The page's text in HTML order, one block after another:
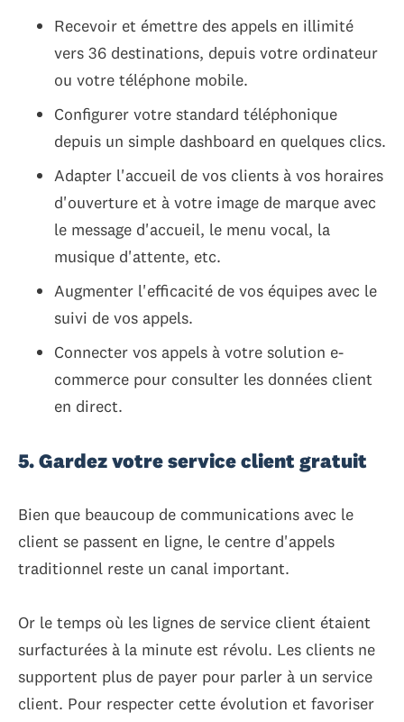
Recevoir et émettre des appels en illimité
vers 36 destinations, depuis votre ordinateur
ou votre téléphone mobile.
Configurer votre standard téléphonique
depuis un simple dashboard en quelques clics.
Adapter l'accueil de vos clients à vos horaires
d'ouverture et à votre image de marque avec
le message d'accueil, le menu vocal, la
musique d'attente, etc.
Augmenter l'efficacité de vos équipes avec le
suivi de vos appels.
Connecter vos appels à votre solution e-
commerce pour consulter les données client
en direct.
5. Gardez votre service client gratuit
Bien que beaucoup de communications avec le
client se passent en ligne, le centre d'appels
traditionnel reste un canal important.
Or le temps où les lignes de service client étaient
surfacturées à la minute est révolu. Les clients ne
supportent plus de payer pour parler à un service
client. Pour respecter cette évolution et favoriser